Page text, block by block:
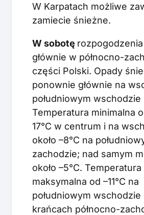
W Karpatach możliwe
zamiecie śnieżne.
W sobotę
głównie w północno-
części Polski. Opady
ponownie głównie na
południowym wschodzie
Temperatura minimalna
17°C w centrum i na
około –8°C na
zachodzie; nad samym
około –5°C. Temperatura
maksymalna od –11°C na
południowym wschodzie
krańcach północno-